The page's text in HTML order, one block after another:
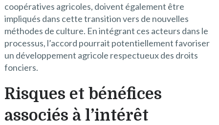
coopératives agricoles, doivent également être
impliqués dans cette transition vers de nouvelles
méthodes de culture. En intégrant ces acteurs dans le
processus, l’accord pourrait potentiellement favoriser
un développement agricole respectueux des droits
fonciers.
Risques et bénéfices
associés à l’intérêt